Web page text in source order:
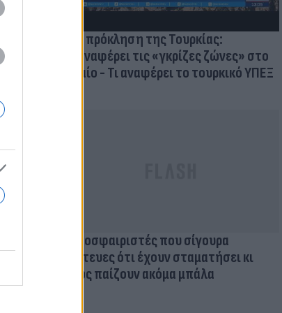
Νέα πρόκληση της Τουρκίας:
Επαναφέρει τις «γκρίζες ζώνες» στο
Αιγαίο - Τι αναφέρει το τουρκικό ΥΠΕΞ
Ποδοσφαιριστές που σίγουρα
πίστευες ότι έχουν σταματήσει κι
όμως παίζουν ακόμα μπάλα